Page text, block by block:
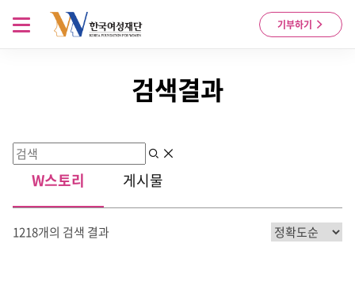
Skip to content
기부하기
메뉴 열기
검색결과
검색지우기
W스토리 게시물
1218개의 검색 결과